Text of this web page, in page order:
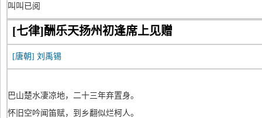
叫叫已阅
[七律]酬乐天扬州初逢席上见赠
[唐朝] 刘禹锡
巴山楚水凄凉地，二十三年弃置身。
怀旧空吟闻笛赋，到乡翻似烂柯人。